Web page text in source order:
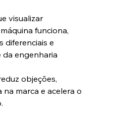
visualizar
funciona,
diferenciais e
da engenharia
objeções,
marca e acelera o